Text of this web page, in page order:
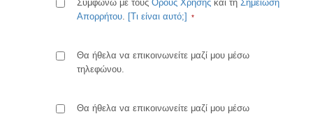
Συμφωνώ με τουςΌρους Χρήσης και τη Σημείωση
Απορρήτου. [Τι είναι αυτό;]
Θα ήθελα να επικοινωνείτε μαζί μου μέσω
τηλεφώνου.
Θα ήθελα να επικοινωνείτε μαζί μου μέσω